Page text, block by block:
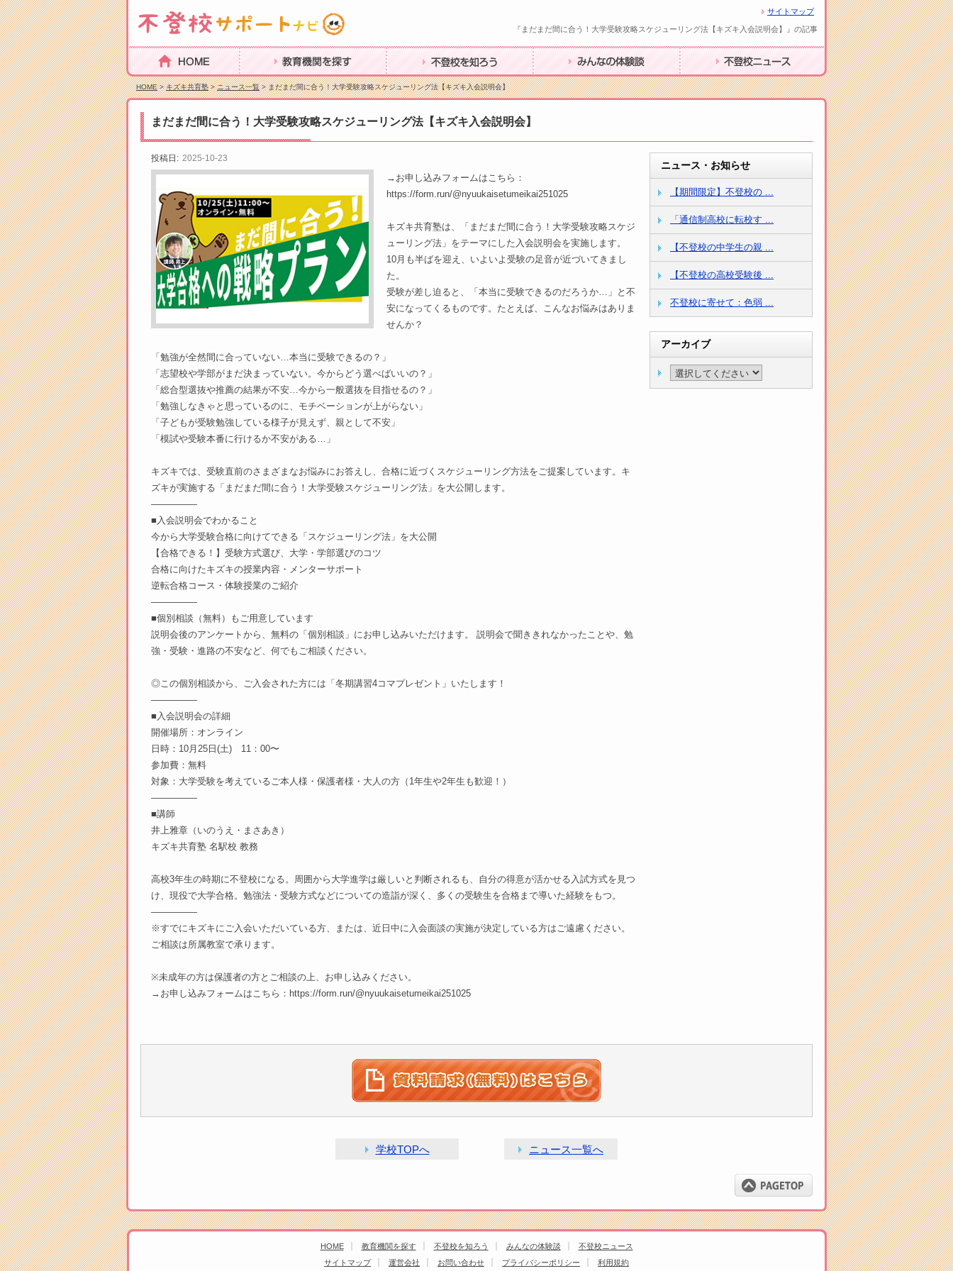
サイトマップ
『まだまだ間に合う！大学受験攻略スケジューリング法【キズキ入会説明会】』の記事
HOME 教育機関を探す 不登校を知ろう みんなの体験談 不登校ニュース
HOME>キズキ共育塾>ニュース一覧> まだまだ間に合う！大学受験攻略スケジューリング法【キズキ入会説明会】
まだまだ間に合う！大学受験攻略スケジューリング法【キズキ入会説明会】
投稿日: 2025-10-23
→お申し込みフォームはこちら：
https://form.run/@nyuukaisetumeikai251025
キズキ共育塾は、「まだまだ間に合う！大学受験攻略スケジ
ューリング法」をテーマにした入会説明会を実施します。
10月も半ばを迎え、いよいよ受験の足音が近づいてきまし
た。
受験が差し迫ると、「本当に受験できるのだろうか…」と不
安になってくるものです。たとえば、こんなお悩みはありま
せんか？
「勉強が全然間に合っていない…本当に受験できるの？」
「志望校や学部がまだ決まっていない。今からどう選べばいいの？」
「総合型選抜や推薦の結果が不安…今から一般選抜を目指せるの？」
「勉強しなきゃと思っているのに、モチベーションが上がらない」
「子どもが受験勉強している様子が見えず、親として不安」
「模試や受験本番に行けるか不安がある…」
キズキでは、受験直前のさまざまなお悩みにお答えし、合格に近づくスケジューリング方法をご提案しています。キ
ズキが実施する「まだまだ間に合う！大学受験スケジューリング法」を大公開します。
―――――
■入会説明会でわかること
今から大学受験合格に向けてできる「スケジューリング法」を大公開
【合格できる！】受験方式選び、大学・学部選びのコツ
合格に向けたキズキの授業内容・メンターサポート
逆転合格コース・体験授業のご紹介
―――――
■個別相談（無料）もご用意しています
説明会後のアンケートから、無料の「個別相談」にお申し込みいただけます。 説明会で聞ききれなかったことや、勉
強・受験・進路の不安など、何でもご相談ください。
◎この個別相談から、ご入会された方には「冬期講習4コマプレゼント」いたします！
―――――
■入会説明会の詳細
開催場所：オンライン
日時：10月25日(土) 11：00〜
参加費：無料
対象：大学受験を考えているご本人様・保護者様・大人の方（1年生や2年生も歓迎！）
―――――
■講師
井上雅章（いのうえ・まさあき）
キズキ共育塾 名駅校 教務
高校3年生の時期に不登校になる。周囲から大学進学は厳しいと判断されるも、自分の得意が活かせる入試方式を見つ
け、現役で大学合格。勉強法・受験方式などについての造詣が深く、多くの受験生を合格まで導いた経験をもつ。
―――――
※すでにキズキにご入会いただいている方、または、近日中に入会面談の実施が決定している方はご遠慮ください。
ご相談は所属教室で承ります。
※未成年の方は保護者の方とご相談の上、お申し込みください。
→お申し込みフォームはこちら：https://form.run/@nyuukaisetumeikai251025
ニュース・お知らせ
【期間限定】不登校の ...
「通信制高校に転校す ...
【不登校の中学生の親 ...
【不登校の高校受験後 ...
不登校に寄せて：色弱 ...
アーカイブ
学校TOPへ ニュース一覧へ
HOME 教育機関を探す 不登校を知ろう みんなの体験談
不登校ニュース
サイトマップ
運営会社 お問い合わせ プライバシーポリシー 利用規約